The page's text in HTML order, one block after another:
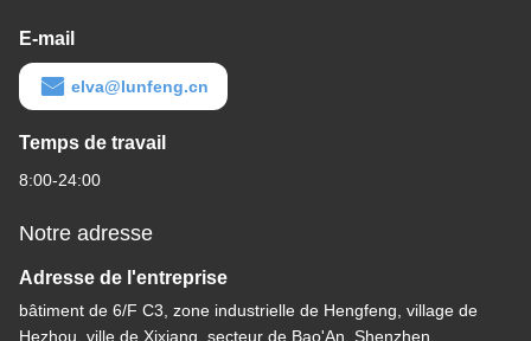
E-mail
elva@lunfeng.cn
Temps de travail
8:00-24:00
Notre adresse
Adresse de l'entreprise
bâtiment de 6/F C3, zone industrielle de Hengfeng, village de
Hezhou, ville de Xixiang, secteur de Bao'An, Shenzhen,